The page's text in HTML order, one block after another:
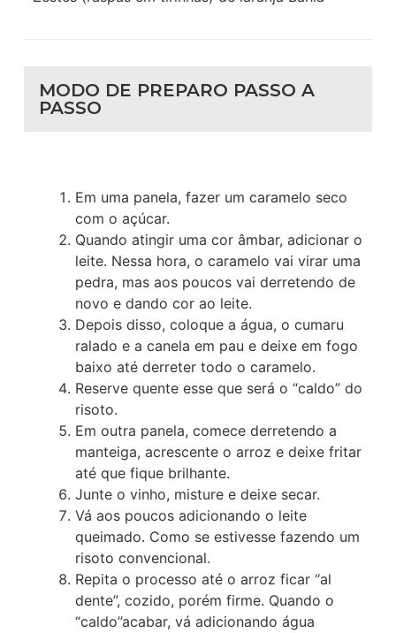
MODO DE PREPARO PASSO A
PASSO
Em uma panela, fazer um caramelo seco
com o açúcar.
Quando atingir uma cor âmbar, adicionar o
leite. Nessa hora, o caramelo vai virar uma
pedra, mas aos poucos vai derretendo de
novo e dando cor ao leite.
Depois disso, coloque a água, o cumaru
ralado e a canela em pau e deixe em fogo
baixo até derreter todo o caramelo.
Reserve quente esse que será o “caldo” do
risoto.
Em outra panela, comece derretendo a
manteiga, acrescente o arroz e deixe fritar
até que fique brilhante.
Junte o vinho, misture e deixe secar.
Vá aos poucos adicionando o leite
queimado. Como se estivesse fazendo um
risoto convencional.
Repita o processo até o arroz ficar “al
dente”, cozido, porém firme. Quando o
“caldo”acabar, vá adicionando água